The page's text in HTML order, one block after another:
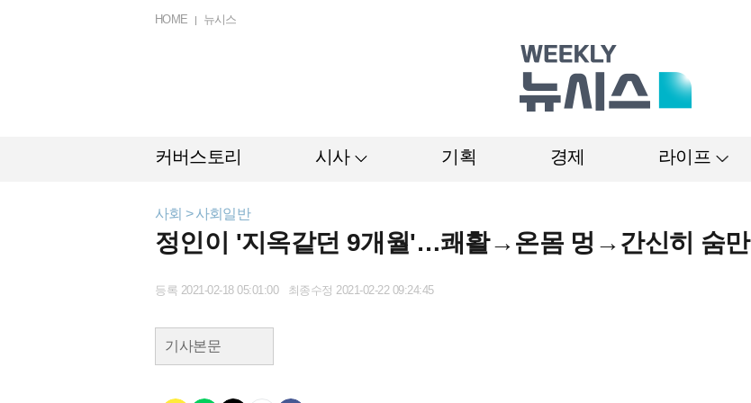
HOME 뉴시스
커버스토리 시사 기획 경제 라이프
사회 > 사회일반
정인이 '지옥같던 9개월'…쾌활→온몸 멍→간신히 숨만
등록 2021-02-18 05:01:00 최종수정 2021-02-22 09:24:45
기사본문